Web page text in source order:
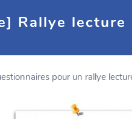
Rallye lecture
pour un rallye